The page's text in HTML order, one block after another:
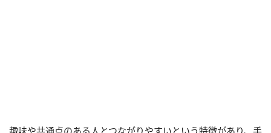
趣味や共通点のある人とつながりやすいという特徴があり、手